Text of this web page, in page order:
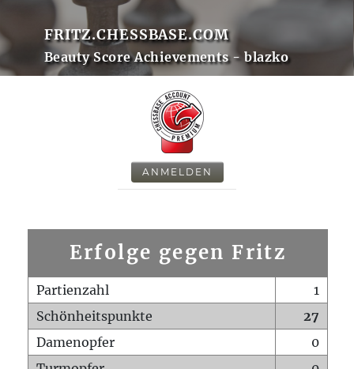
FRITZ.CHESSBASE.COM
Beauty Score Achievements - blazko
ANMELDEN
Erfolge gegen Fritz
Partienzahl
1
Schönheitspunkte
27
Damenopfer
0